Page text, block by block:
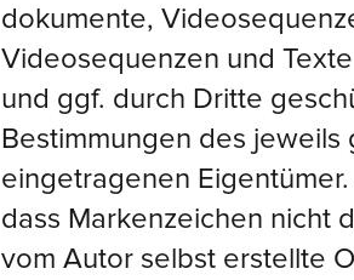
dokumente,
Videosequenzen und
und ggf. durch Dritte
Bestimmungen des
eingetragenen
dass Markenzeichen nicht
vom Autor selbst erstellte